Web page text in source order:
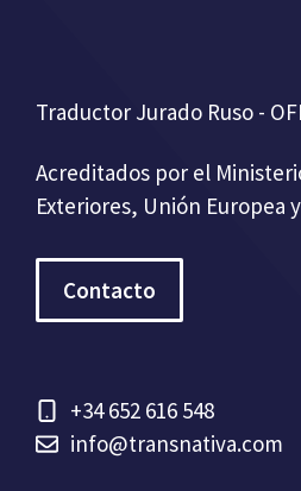
Traductor Jurado Ruso -
Acreditados por el
Exteriores, Unión Europea
Contacto
+34 652 616 548
info@transnativa.com